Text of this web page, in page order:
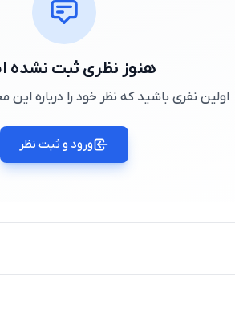
هنوز نظری ثبت نشده
اولین نفری باشید که نظر خود را درباره
ورود و ثبت نظر